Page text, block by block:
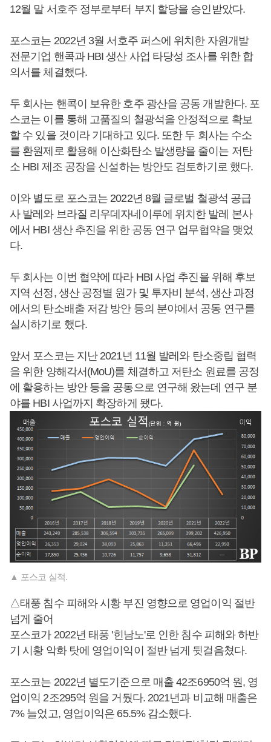
12월 말 서호주 정부로부터 부지 할당을 승인받았다.
포스코는 2022년 3월 서호주 퍼스에 위치한 자원개발
전문기업 핸콕과 HBI 생산 사업 타당성 조사를 위한 합
의서를 체결했다.
두 회사는 핸콕이 보유한 호주 광산을 공동 개발한다. 포
스코는 이를 통해 고품질의 철광석을 안정적으로 확보
할 수 있을 것이라 기대하고 있다. 또한 두 회사는 수소
를 환원제로 활용해 이산화탄소 발생량을 줄이는 저탄
소 HBI 제조 공장을 신설하는 방안도 검토하기로 했다.
이와 별도로 포스코는 2022년 8월 글로벌 철광석 공급
사 발레와 브라질 리우데자네이루에 위치한 발레 본사
에서 HBI 생산 추진을 위한 공동 연구 업무협약을 맺었
다.
두 회사는 이번 협약에 따라 HBI 사업 추진을 위해 후보
지역 선정, 생산 공정별 원가 및 투자비 분석, 생산 과정
에서의 탄소배출 저감 방안 등의 분야에서 공동 연구를
실시하기로 했다.
앞서 포스코는 지난 2021년 11월 발레와 탄소중립 협력
을 위한 양해각서(MoU)를 체결하고 저탄소 원료를 공정
에 활용하는 방안 등을 공동으로 연구해 왔는데 연구 분
야를 HBI 사업까지 확장하게 됐다.
▲ 포스코 실적.
△태풍 침수 피해와 시황 부진 영향으로 영업이익 절반
넘게 줄어
포스코가 2022년 태풍 '힌남노'로 인한 침수 피해와 하반
기 시황 악화 탓에 영업이익이 절반 넘게 뒷걸음쳤다.
포스코는 2022년 별도기준으로 매출 42조6950억 원, 영
업이익 2조295억 원을 거뒀다. 2021년과 비교해 매출은
7% 늘었고, 영업이익은 65.5% 감소했다.